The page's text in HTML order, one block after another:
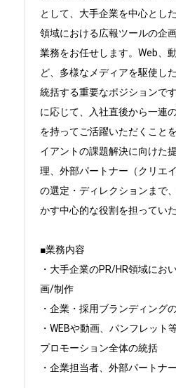
として、大手企業を中心とし
領域における広報ツールの企
業務をお任せします。Web、
ど、多様なメディアを駆使し
統括する重要なポジションで
に応じて、入社直後から一連
を持ってご活躍いただくこと
イアントの課題解決に向けた
理、外部パートナー（クリエ
の選定・ディレクションまで
かす中心的な役割を担ってい
■業務内容
・大手企業のPR/HR領域にお
画/制作
・企業・採用ブランディング
・WEBや動画、パンフレット
プロモーション全体の統括
・企業担当者、外部パートナ